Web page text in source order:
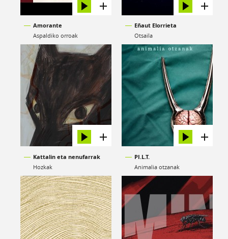
Amorante
Aspaldiko orroak
Eñaut Elorrieta
Otsaila
Kattalin eta nenufarrak
Hozkak
PI.L.T.
Animalia otzanak